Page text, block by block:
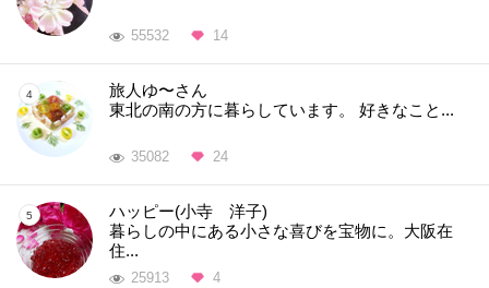
55532 14
旅人ゆ〜さん
東北の南の方に暮らしています。 好きなこと...
35082 24
ハッピー(小寺 洋子)
暮らしの中にある小さな喜びを宝物に。大阪在
住...
25913 4